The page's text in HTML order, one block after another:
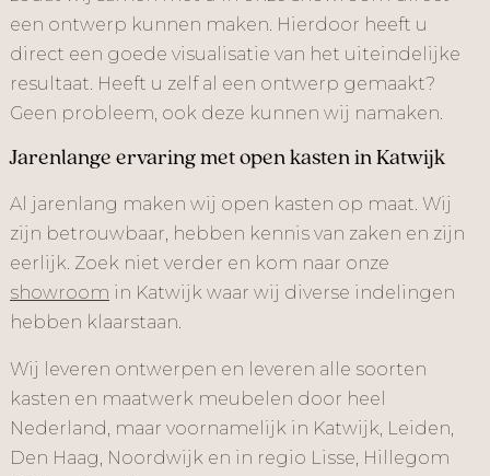
een ontwerp kunnen maken. Hierdoor heeft u
direct een goede visualisatie van het uiteindelijke
resultaat. Heeft u zelf al een ontwerp gemaakt?
Geen probleem, ook deze kunnen wij namaken.
Jarenlange ervaring met open kasten in Katwijk
Al jarenlang maken wij open kasten op maat. Wij
zijn betrouwbaar, hebben kennis van zaken en zijn
eerlijk. Zoek niet verder en kom naar onze
showroom in Katwijk waar wij diverse indelingen
hebben klaarstaan.
Wij leveren ontwerpen en leveren alle soorten
kasten en maatwerk meubelen door heel
Nederland, maar voornamelijk in Katwijk, Leiden,
Den Haag, Noordwijk en in regio Lisse, Hillegom